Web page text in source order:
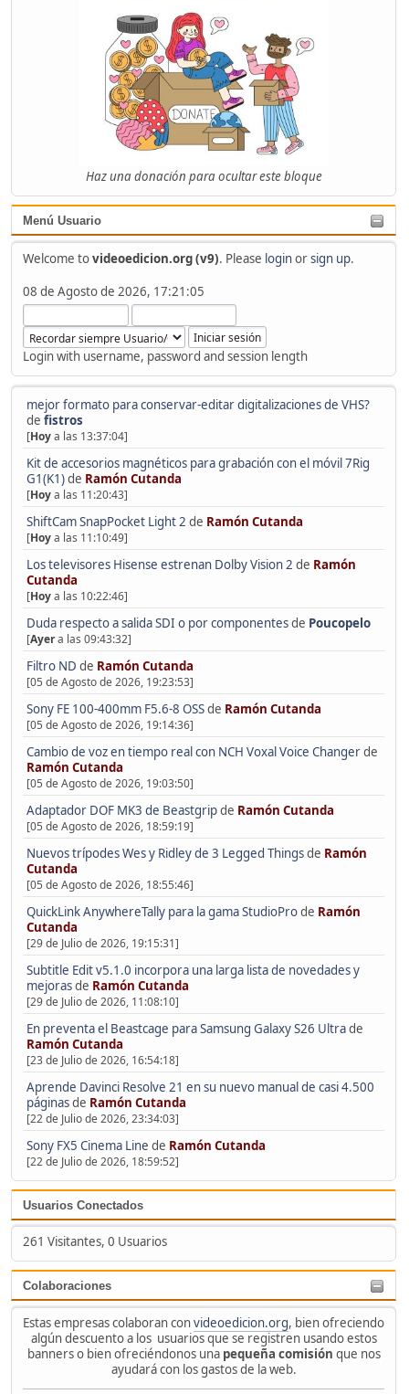
Haz una donación para ocultar este bloque
Menú Usuario
Welcome tovideoedicion.org (v9). Please loginorsign up.
08 de Agosto de 2026, 17:21:05
Login with username, password and session length
mejor formato para conservar-editar digitalizaciones de VHS?
de fistros
[Hoya las 13:37:04]
Kit de accesorios magnéticos para grabación con el móvil 7Rig
G1(K1)de Ramón Cutanda
[Hoya las 11:20:43]
ShiftCam SnapPocket Light 2 de Ramón Cutanda
[Hoya las 11:10:49]
Los televisores Hisense estrenan Dolby Vision 2 de Ramón
Cutanda
[Hoya las 10:22:46]
Duda respecto a salida SDI o por componentesde Poucopelo
[Ayera las 09:43:32]
Filtro ND de Ramón Cutanda
[05 de Agosto de 2026, 19:23:53]
Sony FE 100-400mm F5.6-8 OSSde Ramón Cutanda
[05 de Agosto de 2026, 19:14:36]
Cambio de voz en tiempo real con NCH Voxal Voice Changerde
Ramón Cutanda
[05 de Agosto de 2026, 19:03:50]
Adaptador DOF MK3 de Beastgripde Ramón Cutanda
[05 de Agosto de 2026, 18:59:19]
Nuevos trípodes Wes y Ridley de 3 Legged Thingsde Ramón
Cutanda
[05 de Agosto de 2026, 18:55:46]
QuickLink AnywhereTally para la gama StudioProde Ramón
Cutanda
[29 de Julio de 2026, 19:15:31]
Subtitle Edit v5.1.0 incorpora una larga lista de novedades y
mejorasde Ramón Cutanda
[29 de Julio de 2026, 11:08:10]
En preventa el Beastcage para Samsung Galaxy S26 Ultrade
Ramón Cutanda
[23 de Julio de 2026, 16:54:18]
Aprende Davinci Resolve 21 en su nuevo manual de casi 4.500
páginasde Ramón Cutanda
[22 de Julio de 2026, 23:34:03]
Sony FX5 Cinema Line de Ramón Cutanda
[22 de Julio de 2026, 18:59:52]
Usuarios Conectados
261 Visitantes, 0 Usuarios
Colaboraciones
Estas empresas colaboran convideoedicion.org, bien ofreciendo
algún descuento a los usuarios que se registren usando estos
banners o bien ofreciéndonos una pequeña comisión que nos
ayudará con los gastos de la web.